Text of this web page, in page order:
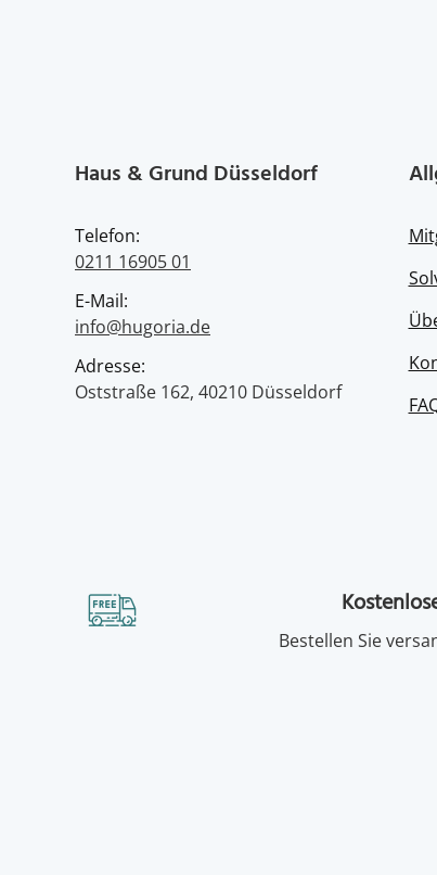
Haus & Grund Düsseldorf
Telefon:
0211 16905 01
E-Mail:
info@hugoria.de
Adresse:
Oststraße 162, 40210 Düsseldorf
Bestellen Sie